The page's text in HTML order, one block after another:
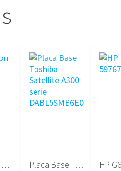
HP Pavilion DV7-1000 507169-001 Placa Base Toshiba Satellite A300 serie DABL5SMB6E0